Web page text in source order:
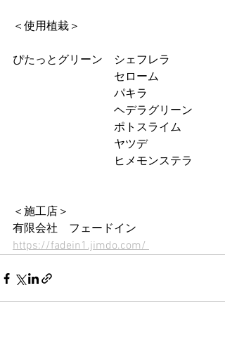
＜使用植栽＞
ぴたっとグリーン　シェフレラ
セローム
パキラ
ヘデラグリーン
ポトスライム
ヤツデ
ヒメモンステラ
＜施工店＞
有限会社　フェードイン
https://fadein1.jimdo.com/